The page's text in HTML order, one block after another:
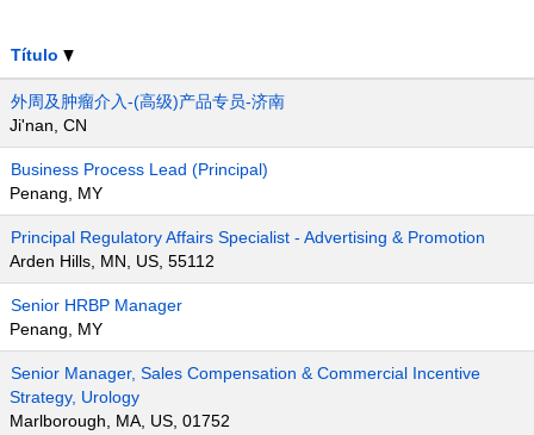
Título
外周及肿瘤介入-(高级)产品专员-济南
Ji'nan, CN
Business Process Lead (Principal)
Penang, MY
Principal Regulatory Affairs Specialist - Advertising & Promotion
Arden Hills, MN, US, 55112
Senior HRBP Manager
Penang, MY
Senior Manager, Sales Compensation & Commercial Incentive
Strategy, Urology
Marlborough, MA, US, 01752